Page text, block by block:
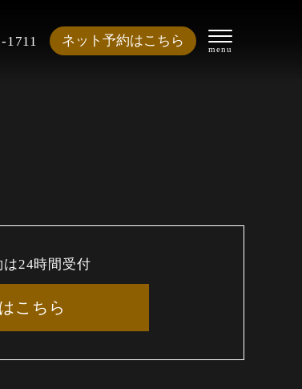
1711 ネット予約はこちら
24時間受付
こちら